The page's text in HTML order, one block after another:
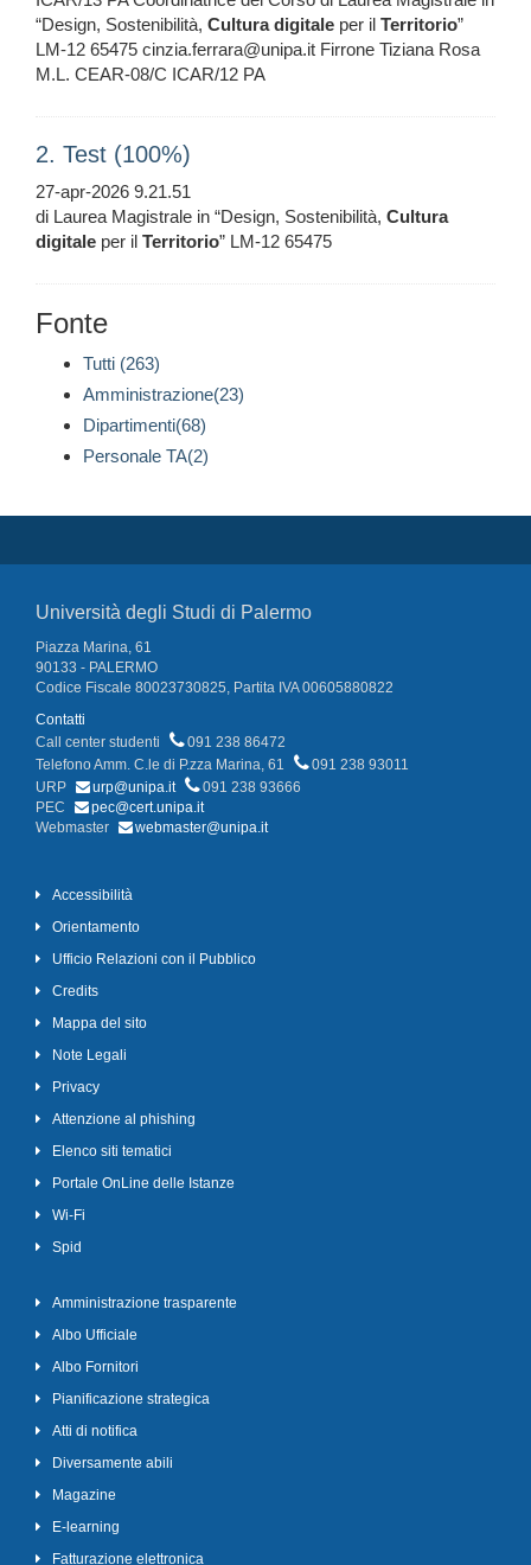
“Design, Sostenibilità, Cultura digitale per il Territorio”
LM-12 65475 cinzia.ferrara@unipa.it Firrone Tiziana Rosa
M.L. CEAR-08/C ICAR/12 PA
2. Test (100%)
27-apr-2026 9.21.51
di Laurea Magistrale in “Design, Sostenibilità, Cultura
digitale per il Territorio” LM-12 65475
Fonte
Tutti (263)
Amministrazione(23)
Dipartimenti(68)
Personale TA(2)
Università degli Studi di Palermo
Piazza Marina, 61
90133 - PALERMO
Codice Fiscale 80023730825, Partita IVA 00605880822
Contatti
Call center studenti
091 238 86472
Telefono Amm. C.le di P.zza Marina, 61
091 238 93011
URP
urp@unipa.it
091 238 93666
PEC
pec@cert.unipa.it
Webmaster
webmaster@unipa.it
Accessibilità
Orientamento
Ufficio Relazioni con il Pubblico
Credits
Mappa del sito
Note Legali
Privacy
Attenzione al phishing
Elenco siti tematici
Portale OnLine delle Istanze
Wi-Fi
Spid
Amministrazione trasparente
Albo Ufficiale
Albo Fornitori
Pianificazione strategica
Atti di notifica
Diversamente abili
Magazine
E-learning
Fatturazione elettronica